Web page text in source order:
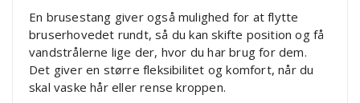
En brusestang giver også mulighed for at flytte
bruserhovedet rundt, så du kan skifte position og få
vandstrålerne lige der, hvor du har brug for dem.
Det giver en større fleksibilitet og komfort, når du
skal vaske hår eller rense kroppen.